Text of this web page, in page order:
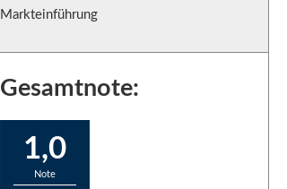
Gesamtnote:
1,0
Note